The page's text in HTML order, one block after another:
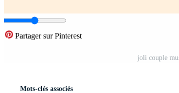
Partager sur Pinterest
joli couple
Mots-clés associés